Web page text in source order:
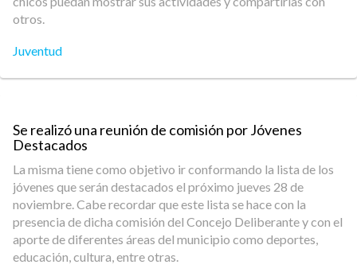
otros.
Juventud
Se realizó una reunión de comisión por Jóvenes
Destacados
La misma tiene como objetivo ir conformando la lista de los
jóvenes que serán destacados el próximo jueves 28 de
noviembre. Cabe recordar que este lista se hace con la
presencia de dicha comisión del Concejo Deliberante y con el
aporte de diferentes áreas del municipio como deportes,
educación, cultura, entre otras.